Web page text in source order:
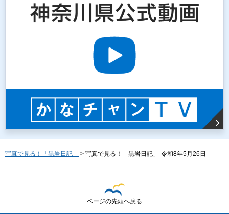
写真で見る！「黒岩日記」 > 写真で見る！「黒岩日記」-令和8年5月26日
ページの先頭へ戻る